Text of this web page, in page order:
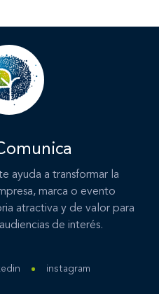
ayuda a transformar la
marca o evento
atractiva y de valor para
de interés.
instagram